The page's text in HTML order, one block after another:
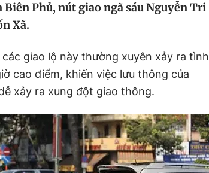
Phủ, nút giao ngã sáu Nguyễn Tri
Xã.
giao lộ này thường xuyên xảy ra tình
cao điểm, khiến việc lưu thông của
xảy ra xung đột giao thông.